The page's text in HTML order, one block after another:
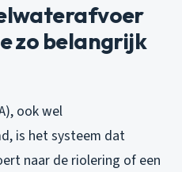
zo belangrijk
ook wel
is het systeem dat
naar de riolering of een